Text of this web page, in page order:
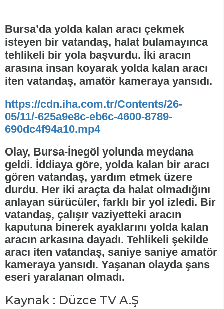
Bursa’da yolda kalan aracı çekmek
isteyen bir vatandaş, halat bulamayınca
tehlikeli bir yola başvurdu. İki aracın
arasına insan koyarak yolda kalan aracı
iten vatandaş, amatör kameraya yansıdı.
https://cdn.iha.com.tr/Contents/26-
05/11/-625a9e8c-eb6c-4600-8789-
690dc4f94a10.mp4
Olay, Bursa-İnegöl yolunda meydana
geldi. İddiaya göre, yolda kalan bir aracı
gören vatandaş, yardım etmek üzere
durdu. Her iki araçta da halat olmadığını
anlayan sürücüler, farklı bir yol izledi. Bir
vatandaş, çalışır vaziyetteki aracın
kaputuna binerek ayaklarını yolda kalan
aracın arkasına dayadı. Tehlikeli şekilde
aracı iten vatandaş, saniye saniye amatör
kameraya yansıdı. Yaşanan olayda şans
eseri yaralanan olmadı.
Kaynak : Düzce TV A.Ş